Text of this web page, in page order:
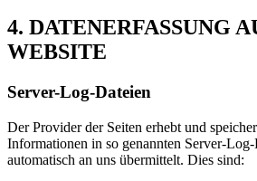
4. DATENERFASSUNG
WEBSITE
Server-Log-Dateien
Der Provider der Seiten erhebt und
Informationen in so genannten Server-
automatisch an uns übermittelt. Dies sind: